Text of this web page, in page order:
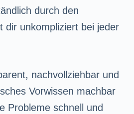
durch den
dir unkompliziert bei jeder
nachvollziehbar und
Vorwissen machbar
Probleme schnell und